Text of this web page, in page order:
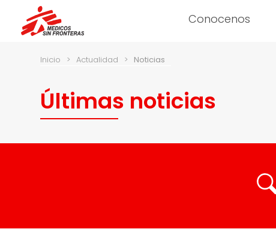
Conocenos
Inicio > Actualidad > Noticias
Últimas noticias